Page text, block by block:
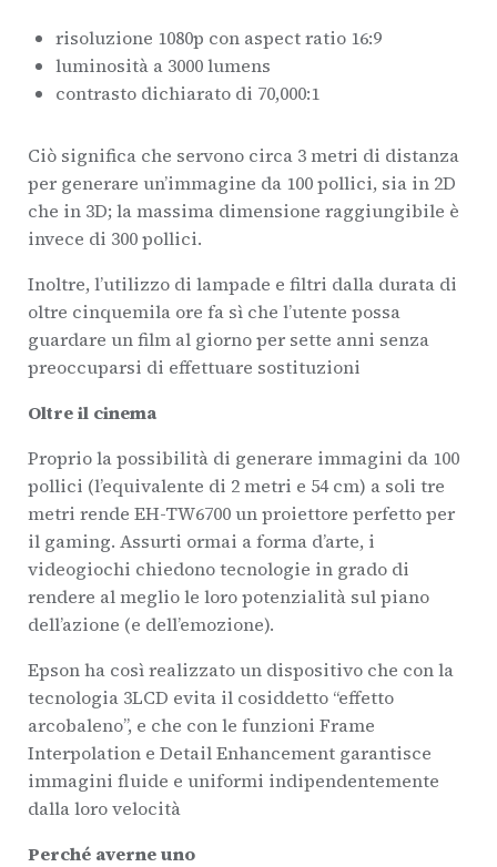
risoluzione 1080p con aspect ratio 16:9
luminosità a 3000 lumens
contrasto dichiarato di 70,000:1
Ciò significa che servono circa 3 metri di distanza
per generare un’immagine da 100 pollici, sia in 2D
che in 3D; la massima dimensione raggiungibile è
invece di 300 pollici.
Inoltre, l’utilizzo di lampade e filtri dalla durata di
oltre cinquemila ore fa sì che l’utente possa
guardare un film al giorno per sette anni senza
preoccuparsi di effettuare sostituzioni
Oltre il cinema
Proprio la possibilità di generare immagini da 100
pollici (l’equivalente di 2 metri e 54 cm) a soli tre
metri rende EH-TW6700 un proiettore perfetto per
il gaming. Assurti ormai a forma d’arte, i
videogiochi chiedono tecnologie in grado di
rendere al meglio le loro potenzialità sul piano
dell’azione (e dell’emozione).
Epson ha così realizzato un dispositivo che con la
tecnologia 3LCD evita il cosiddetto “effetto
arcobaleno”, e che con le funzioni Frame
Interpolation e Detail Enhancement garantisce
immagini fluide e uniformi indipendentemente
dalla loro velocità
Perché averne uno